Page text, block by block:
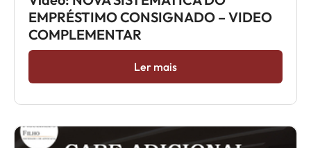
EMPRÉSTIMO CONSIGNADO – VIDEO
COMPLEMENTAR
Ler mais